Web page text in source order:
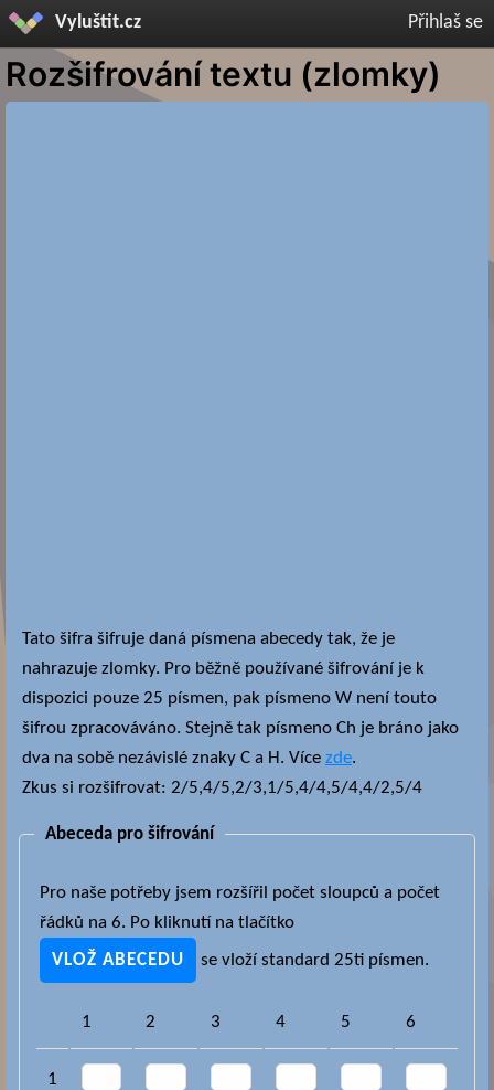
Vyluštit.cz Přihlaš se
Rozšifrování textu (zlomky)
Tato šifra šifruje daná písmena abecedy tak, že je
nahrazuje zlomky. Pro běžně používané šifrování je k
dispozici pouze 25 písmen, pak písmeno W není touto
šifrou zpracováváno. Stejně tak písmeno Ch je bráno jako
dva na sobě nezávislé znaky C a H. Více zde.
Zkus si rozšifrovat: 2/5,4/5,2/3,1/5,4/4,5/4,4/2,5/4
Abeceda pro šifrování
Pro naše potřeby jsem rozšířil počet sloupců a počet
řádků na 6. Po kliknutí na tlačítko
se vloží standard 25ti písmen.
1 2 3 4 5 6
1